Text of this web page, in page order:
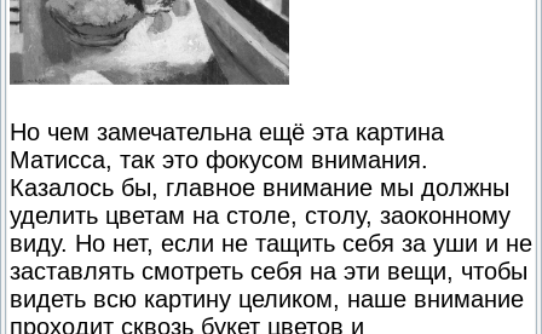
Но чем замечательна ещё эта картина
Матисса, так это фокусом внимания.
Казалось бы, главное внимание мы должны
уделить цветам на столе, столу, заоконному
виду. Но нет, если не тащить себя за уши и не
заставлять смотреть себя на эти вещи, чтобы
видеть всю картину целиком, наше внимание
проходит сквозь букет цветов и